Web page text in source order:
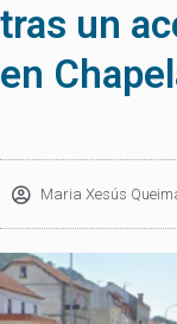
tras un
en
Maria Xesús